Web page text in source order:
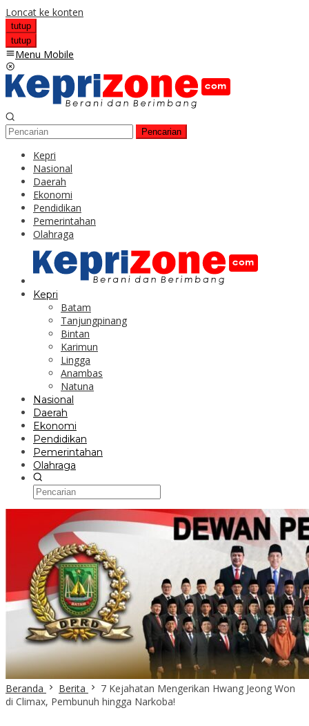
Loncat ke konten
tutup
tutup
Menu Mobile
Pencarian
Kepri
Nasional
Daerah
Ekonomi
Pendidikan
Pemerintahan
Olahraga
Kepri
Batam
Tanjungpinang
Bintan
Karimun
Lingga
Anambas
Natuna
Nasional
Daerah
Ekonomi
Pendidikan
Pemerintahan
Olahraga
Beranda Berita
7 Kejahatan Mengerikan Hwang Jeong Won
di Climax, Pembunuh hingga Narkoba!